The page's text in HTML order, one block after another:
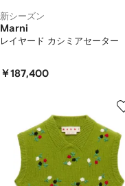
新シーズン
Marni
レイヤード カシミアセーター
￥187,400